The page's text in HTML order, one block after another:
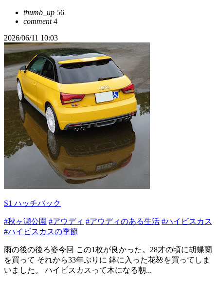
thumb_up 56
comment4
2026/06/11 10:03
S1 ハッチバック
#秋ヶ瀬公園 #アウディ #アウディのある生活 #ハイビスカス
#ハイビスカスの季節
雨の後の後ろ姿今回 この1枚が良かった。28才の頃に胡蝶蘭
を買って それから33年ぶりに 鉢に入った花🌺を買ってしま
いました。 ハイビスカスって木になる朝...